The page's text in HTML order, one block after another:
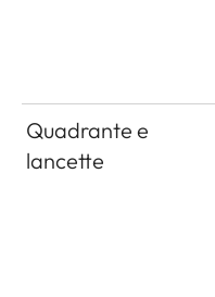
Quadrante e
lancette